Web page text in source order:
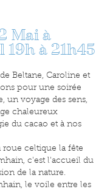
Mai à
19h à 21h45
Beltane, Caroline et
pour une soirée
un voyage des sens,
chaleureux
du cacao et à nos
roue celtique la fête
c'est l'accueil du
de la nature.
le voile entre les